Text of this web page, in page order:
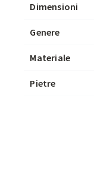
Dimensioni
Genere
Materiale
Pietre